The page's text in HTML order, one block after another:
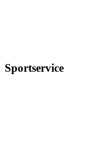
Sportservice